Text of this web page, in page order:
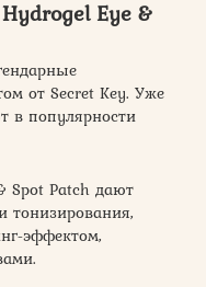
Eye &
от Secret Key. Уже
в популярности
Spot Patch дают
тонизирования,
эффектом,